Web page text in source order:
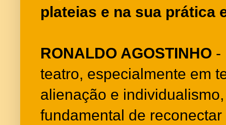
plateias e na sua prática
RONALDO AGOSTINHO -
teatro, especialmente em
alienação e
fundamental de